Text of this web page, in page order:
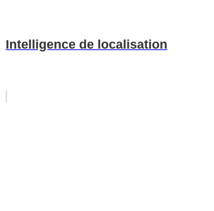
Intelligence de localisation